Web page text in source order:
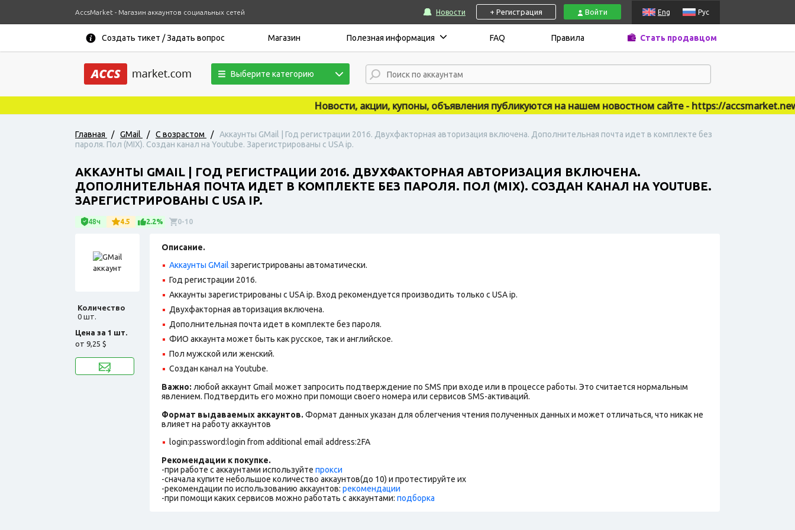
AccsMarket - Магазин аккаунтов социальных сетей Новости + Регистрация Войти Eng Рус
Создать тикет / Задать вопрос Магазин Полезная информация FAQ Правила Стать продавцом
Выберите категорию
Новости, акции, купоны, объявления публикуются на нашем новостном сайте - https://accsmarket.news
Главная / GMail / С возрастом /
Аккаунты GMail | Год регистрации 2016. Двухфакторная авторизация включена. Дополнительная почта идет в комплекте без
пароля. Пол (MIX). Создан канал на Youtube. Зарегистрированы с USA ip.
АККАУНТЫ GMAIL | ГОД РЕГИСТРАЦИИ 2016. ДВУХФАКТОРНАЯ АВТОРИЗАЦИЯ ВКЛЮЧЕНА.
ДОПОЛНИТЕЛЬНАЯ ПОЧТА ИДЕТ В КОМПЛЕКТЕ БЕЗ ПАРОЛЯ. ПОЛ (MIX). СОЗДАН КАНАЛ НА YOUTUBE.
ЗАРЕГИСТРИРОВАНЫ С USA IP.
48ч 4.5 2.2% 0-10
Количество
0 шт.
Цена за 1 шт.
от 9,25 $
Описание.
Аккаунты GMail зарегистрированы автоматически.
Год регистрации 2016.
Аккаунты зарегистрированы с USA ip. Вход рекомендуется производить только с USA ip.
Двухфакторная авторизация включена.
Дополнительная почта идет в комплекте без пароля.
ФИО аккаунта может быть как русское, так и английское.
Пол мужской или женский.
Создан канал на Youtube.
Важно: любой аккаунт Gmail может запросить подтверждение по SMS при входе или в процессе работы. Это считается нормальным
явлением. Подтвердить его можно при помощи своего номера или сервисов SMS-активаций.
Формат выдаваемых аккаунтов. Формат данных указан для облегчения чтения полученных данных и может отличаться, что никак не
влияет на работу аккаунтов
login:password:login from additional email address:2FA
Рекомендации к покупке.
-при работе с аккаунтами используйте прокси
-сначала купите небольшое количество аккаунтов(до 10) и протестируйте их
-рекомендации по использованию аккаунтов: рекомендации
-при помощи каких сервисов можно работать с аккаунтами: подборка